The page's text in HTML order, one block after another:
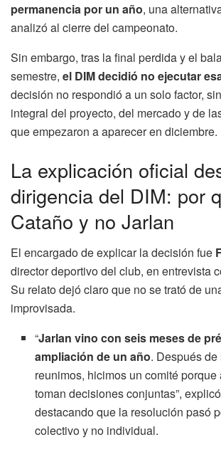
permanencia por un año, una
analizó al cierre del campeonato.
Sin embargo, tras la final perdida y el
semestre, el DIM decidió no ejecutar
decisión no respondió a un solo factor,
integral del proyecto, del mercado y de
que empezaron a aparecer en diciembre.
La explicación oficial
dirigencia del DIM: por
Cataño y no Jarlan
El encargado de explicar la decisión fue
director deportivo del club, en entrevista
Su relato dejó claro que no se trató de
improvisada.
“Jarlan vino con seis meses de
ampliación de un año. Después
reunimos, hicimos un comité
toman decisiones conjuntas”,
destacando que la resolución pasó
colectivo y no individual.